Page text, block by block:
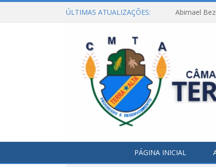
ÚLTIMAS ATUALIZAÇÕES: Abimael
PÁGINA INICIAL